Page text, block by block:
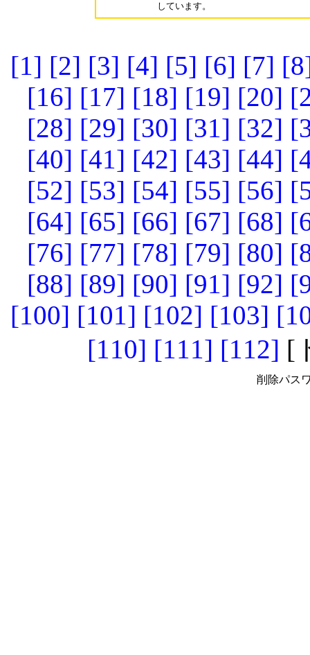
しています。
[1] [2] [3] [4] [5] [6] [7]
[16] [17] [18] [19] [20]
[28] [29] [30] [31] [32]
[40] [41] [42] [43] [44]
[52] [53] [54] [55] [56]
[64] [65] [66] [67] [68]
[76] [77] [78] [79] [80]
[88] [89] [90] [91] [92]
[100] [101] [102] [103]
[110] [111] [112] [
削除パス